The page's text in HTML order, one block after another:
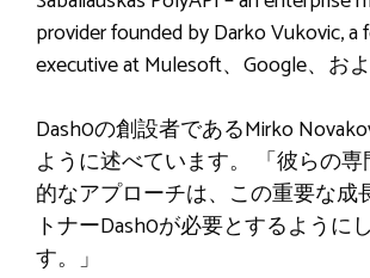
provider founded by Darko Vukovic, a
executive at Mulesoft、Google、およ
Dash0の創設者であるMirko
ように述べています。 「彼らの
的なアプローチは、この重要な成
トナーDash0が必要とするように
す。」